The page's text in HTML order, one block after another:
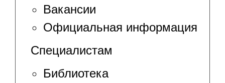
Вакансии
Официальная информация
Специалистам
Библиотека